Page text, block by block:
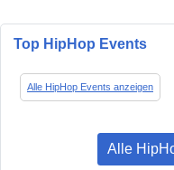
Top HipHop Events
Alle HipHop Events anzeigen
Alle